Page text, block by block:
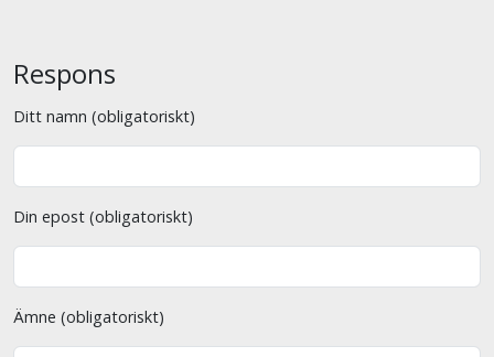
Respons
Ditt namn (obligatoriskt)
Din epost (obligatoriskt)
Ämne (obligatoriskt)